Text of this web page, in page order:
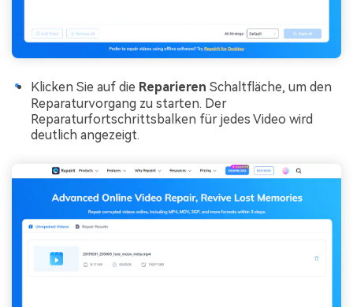
Klicken Sie auf die Reparieren Schaltfläche, um den
Reparaturvorgang zu starten. Der
Reparaturfortschrittsbalken für jedes Video wird
deutlich angezeigt.